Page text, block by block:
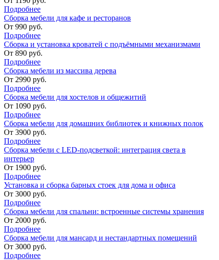
Подробнее
Сборка мебели для кафе и ресторанов
От 990 руб.
Подробнее
Сборка и установка кроватей с подъёмными механизмами
От 890 руб.
Подробнее
Сборка мебели из массива дерева
От 2990 руб.
Подробнее
Сборка мебели для хостелов и общежитий
От 1090 руб.
Подробнее
Сборка мебели для домашних библиотек и книжных полок
От 3900 руб.
Подробнее
Сборка мебели с LED-подсветкой: интеграция света в
интерьер
От 1900 руб.
Подробнее
Установка и сборка барных стоек для дома и офиса
От 3000 руб.
Подробнее
Сборка мебели для спальни: встроенные системы хранения
От 2000 руб.
Подробнее
Сборка мебели для мансард и нестандартных помещений
От 3000 руб.
Подробнее